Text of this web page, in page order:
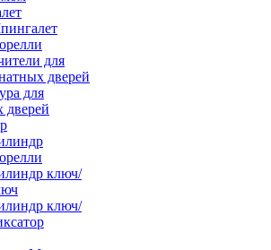
для
дверей
для
дверей
ключ/
ключ/